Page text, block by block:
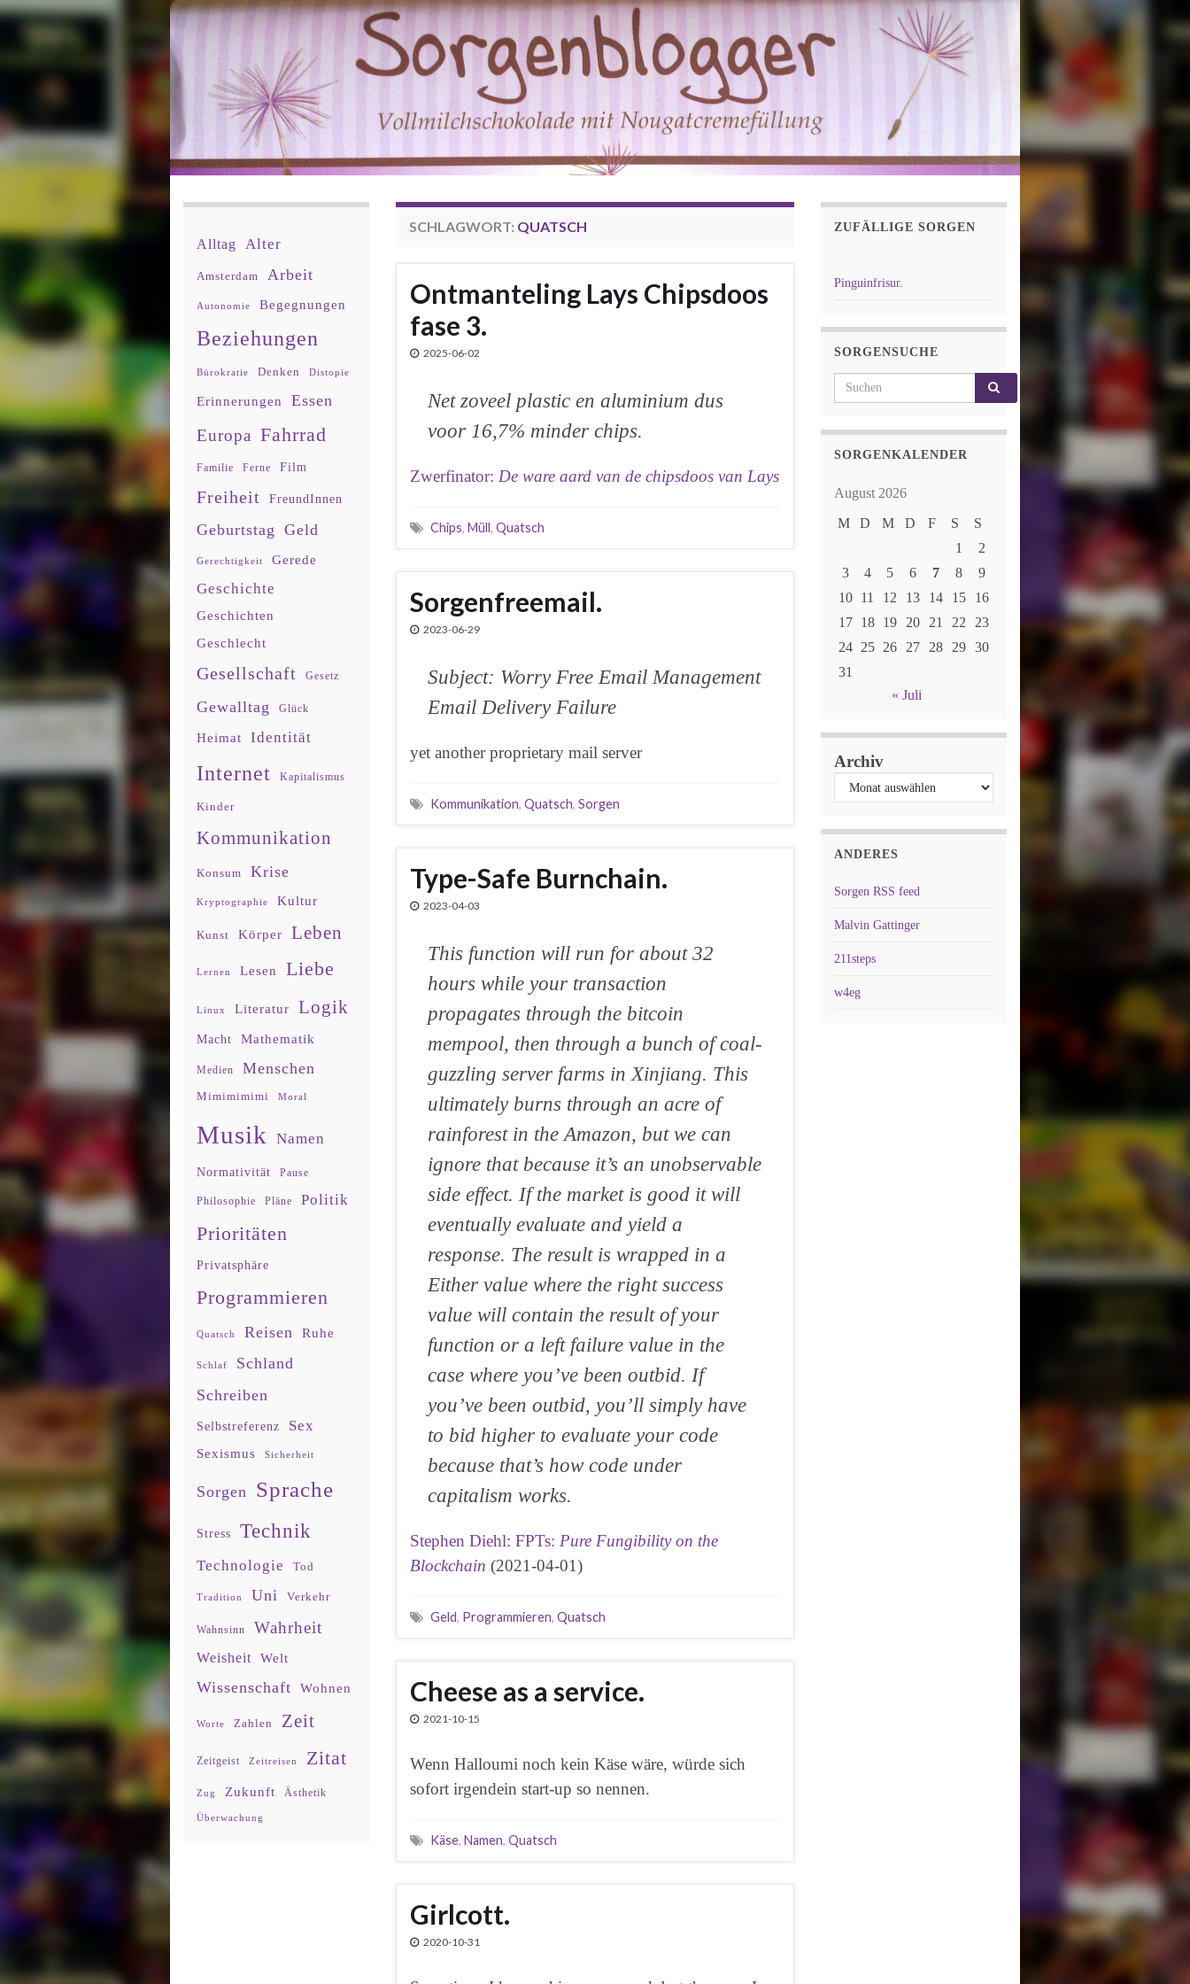
SCHLAGWORT: QUATSCH
Ontmanteling Lays Chipsdoos
fase 3.
2025-06-02
Net zoveel plastic en aluminium dus
voor 16,7% minder chips.
Zwerfinator: De ware aard van de chipsdoos van Lays
Chips, Müll, Quatsch
Sorgenfreemail.
2023-06-29
Subject: Worry Free Email Management
Email Delivery Failure
yet another proprietary mail server
Kommunikation, Quatsch, Sorgen
Type-Safe Burnchain.
2023-04-03
This function will run for about 32
hours while your transaction
propagates through the bitcoin
mempool, then through a bunch of coal-
guzzling server farms in Xinjiang. This
ultimately burns through an acre of
rainforest in the Amazon, but we can
ignore that because it’s an unobservable
side effect. If the market is good it will
eventually evaluate and yield a
response. The result is wrapped in a
Either value where the right success
value will contain the result of your
function or a left failure value in the
case where you’ve been outbid. If
you’ve been outbid, you’ll simply have
to bid higher to evaluate your code
because that’s how code under
capitalism works.
Stephen Diehl: FPTs: Pure Fungibility on the
Blockchain (2021-04-01)
Geld, Programmieren, Quatsch
Cheese as a service.
2021-10-15
Wenn Halloumi noch kein Käse wäre, würde sich
sofort irgendein start-up so nennen.
Käse, Namen, Quatsch
Girlcott.
2020-10-31
Alltag Alter
Amsterdam Arbeit
Autonomie Begegnungen
Beziehungen
Bürokratie Denken Distopie
Erinnerungen Essen
Europa Fahrrad
Familie Ferne Film
Freiheit FreundInnen
Geburtstag Geld
Gerechtigkeit Gerede
Geschichte
Geschichten
Geschlecht
Gesellschaft Gesetz
Gewalltag Glück
Heimat Identität
Internet Kapitalismus
Kinder
Kommunikation
Konsum Krise
Kryptographie Kultur
Kunst Körper Leben
Lernen Lesen Liebe
Linux Literatur Logik
Macht Mathematik
Medien Menschen
Mimimimimi Moral
Musik Namen
Normativität Pause
Philosophie Pläne Politik
Prioritäten
Privatsphäre
Programmieren
Quatsch Reisen Ruhe
Schlaf
Schland
Schreiben
Selbstreferenz Sex
Sexismus Sicherheit
Sorgen Sprache
Stress Technik
Technologie Tod
Tradition Uni Verkehr
Wahnsinn Wahrheit
Weisheit Welt
Wissenschaft Wohnen
Worte Zahlen Zeit
Zeitgeist Zeitreisen Zitat
Zug Zukunft Ästhetik
Überwachung
ZUFÄLLIGE SORGEN
Pinguinfrisur.
SORGENSUCHE
Search for:
SORGENKALENDER
August 2026
M
D M D F S
S
1
2
3
4 5 6 7 8
9
10
11 12 13 14 15
16
17
18 19 20 21 22
23
24
25 26 27 28 29 30
31
« Juli
Archiv
ANDERES
Sorgen RSS feed
Malvin Gattinger
211steps
w4eg